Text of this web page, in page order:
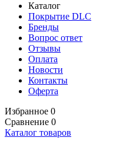
Каталог
Покрытие DLC
Бренды
Вопрос ответ
Отзывы
Оплата
Новости
Контакты
Оферта
Избранное 0
Сравнение 0
Каталог товаров